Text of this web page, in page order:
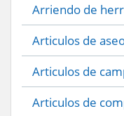
Arriendo de
Articulos de
Articulos de
Articulos de